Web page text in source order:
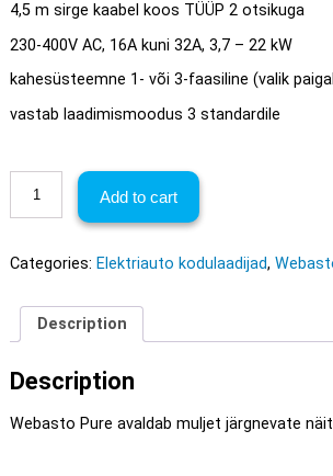
4,5 m sirge kaabel koos TÜÜP 2 otsikuga
230-400V AC, 16A kuni 32A, 3,7 – 22 kW
kahesüsteemne 1- või 3-faasiline (valik
vastab laadimismoodus 3 standardile
Laadimisjaam
Webasto
Pure
22kW
koos
kaitsega
quantity
Add to cart
Categories: Elektriauto kodulaadijad,
Description
Description
Webasto Pure avaldab muljet järgnevate